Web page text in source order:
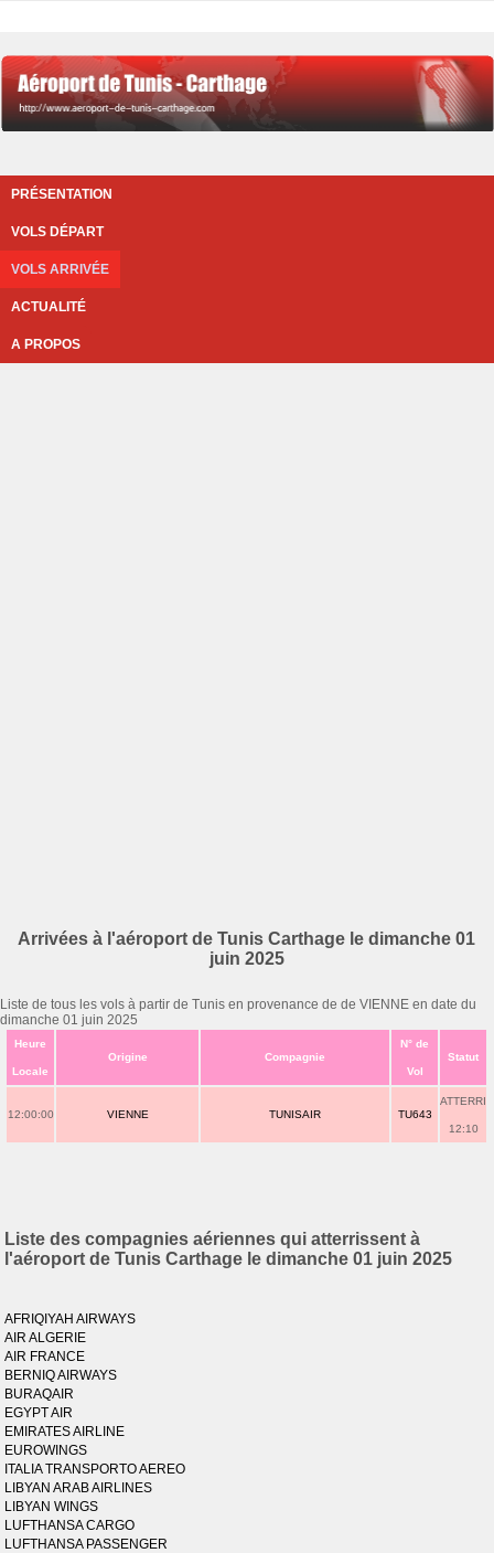
PRÉSENTATION
VOLS DÉPART
VOLS ARRIVÉE
ACTUALITÉ
A PROPOS
Arrivées à l'aéroport de Tunis Carthage le dimanche 01
juin 2025
Liste de tous les vols à partir de Tunis en provenance de de VIENNE en date du
dimanche 01 juin 2025
Heure
Locale
Origine Compagnie
N° de
Vol
Statut
12:00:00 VIENNE TUNISAIR TU643
ATTERRI
12:10
Liste des compagnies aériennes qui atterrissent à
l'aéroport de Tunis Carthage le dimanche 01 juin 2025
AFRIQIYAH AIRWAYS
AIR ALGERIE
AIR FRANCE
BERNIQ AIRWAYS
BURAQAIR
EGYPT AIR
EMIRATES AIRLINE
EUROWINGS
ITALIA TRANSPORTO AEREO
LIBYAN ARAB AIRLINES
LIBYAN WINGS
LUFTHANSA CARGO
LUFTHANSA PASSENGER